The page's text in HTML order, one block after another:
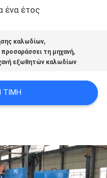
ένα έτος
καλωδίων,
τη μηχανή,
εξωθητών καλωδίων
ΤΙΜΉ